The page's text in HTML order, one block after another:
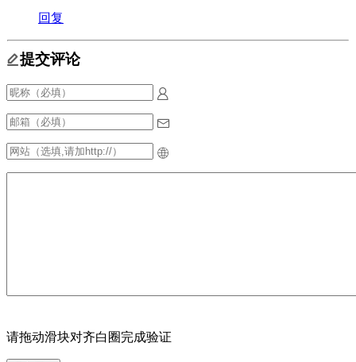
回复
提交评论
请拖动滑块对齐白圈完成验证